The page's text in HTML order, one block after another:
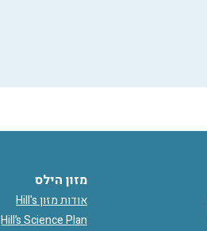
מזון הילס
אודות מזון Hill's
Hill’s Science Plan